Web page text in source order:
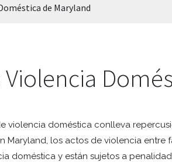
de Maryland
violencia doméstica conlleva
Maryland, los actos de violencia entre
doméstica y están sujetos a